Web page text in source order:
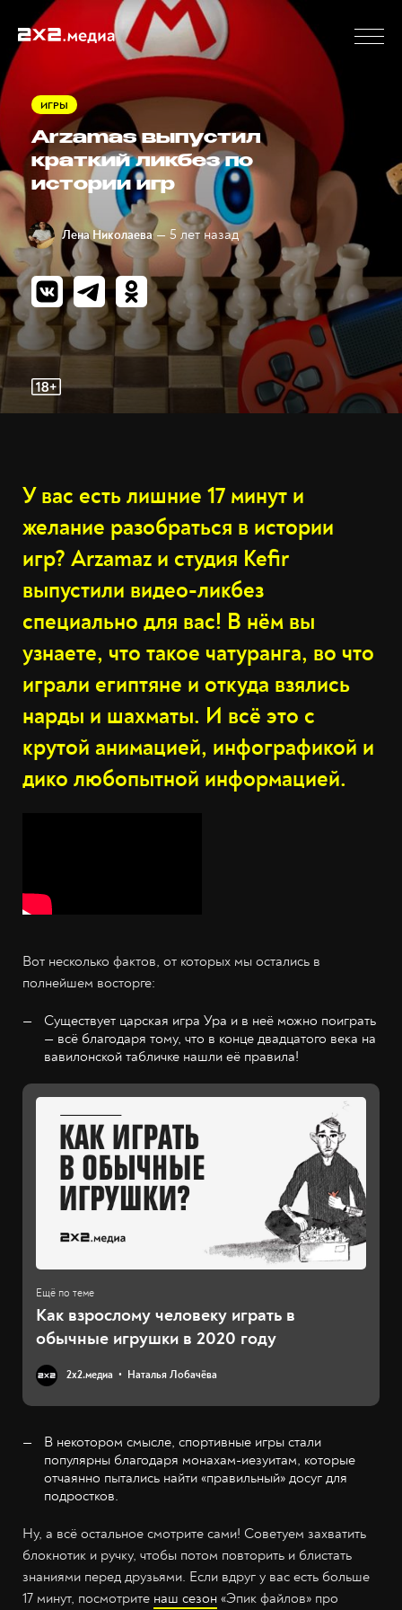
ИГРЫ
Arzamas выпустил
краткий ликбез по
истории игр
Лена Николаева — 5 лет назад
У вас есть лишние 17 минут и
желание разобраться в истории
игр? Arzamaz и студия Kefir
выпустили видео-ликбез
специально для вас! В нём вы
узнаете, что такое чатуранга, во что
играли египтяне и откуда взялись
нарды и шахматы. И всё это с
крутой анимацией, инфографикой и
дико любопытной информацией.
Вот несколько фактов, от которых мы остались в
полнейшем восторге:
Существует царская игра Ура и в неё можно поиграть
— всё благодаря тому, что в конце двадцатого века на
вавилонской табличке нашли её правила!
Как взрослому человеку играть в
обычные игрушки в 2020 году
2х2.медиа Наталья Лобачёва
В некотором смысле, спортивные игры стали
популярны благодаря монахам-иезуитам, которые
отчаянно пытались найти «правильный» досуг для
подростков.
Ну, а всё остальное смотрите сами! Советуем захватить
блокнотик и ручку, чтобы потом повторить и блистать
знаниями перед друзьями. Если вдруг у вас есть больше
17 минут, посмотрите наш сезон «Эпик файлов» про